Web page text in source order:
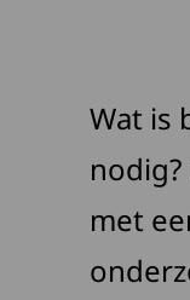
Wat is
met